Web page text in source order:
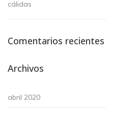
cálidas
Comentarios recientes
Archivos
abril 2020